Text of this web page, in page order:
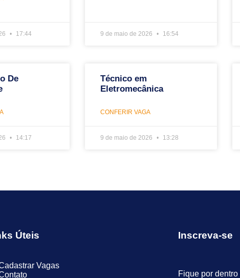
17:44 9 de maio de 2026 16:54
De
14:17
Técnico em
Eletromecânica
CONFERIR VAGA
9 de maio de 2026 13:28
Úteis
Vagas
Inscreva-se
Fique por